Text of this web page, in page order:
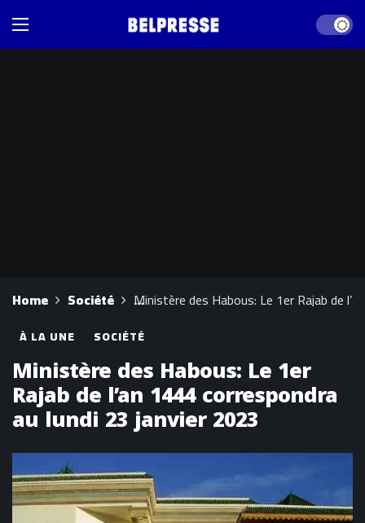
Dark
Home Société Ministère des Habous: Le 1er Rajab de
À LA UNE SOCIÉTÉ
Ministère des Habous: Le 1er
Rajab de l’an 1444 correspondra
au lundi 23 janvier 2023